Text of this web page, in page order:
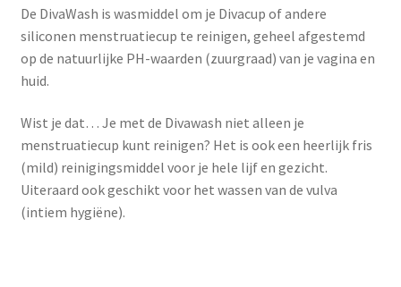
De DivaWash is wasmiddel om je Divacup of andere
siliconen menstruatiecup te reinigen, geheel afgestemd
op de natuurlijke PH-waarden (zuurgraad) van je vagina en
huid.
Wist je dat… Je met de Divawash niet alleen je
menstruatiecup kunt reinigen? Het is ook een heerlijk fris
(mild) reinigingsmiddel voor je hele lijf en gezicht.
Uiteraard ook geschikt voor het wassen van de vulva
(intiem hygiëne).